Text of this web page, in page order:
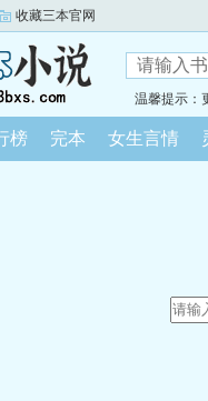
收藏三本官网
温馨提示：
榜 完本 女生言情